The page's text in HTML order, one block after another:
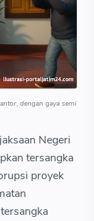
dengan gaya semi
Negeri
tersangka
proyek